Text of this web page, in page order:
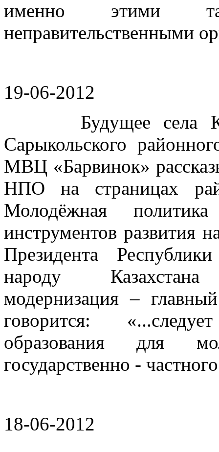
именно этими
неправительственными
19-06-2012
Будущее села
Сарыкольского
МВЦ «Барвинок»
НПО на страницах
Молодёжная
инструментов развития
Президента
народу Казахстана
модернизация –
говорится:
образования для
государственно -
18-06-2012